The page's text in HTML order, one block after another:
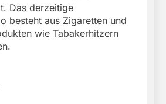
Das derzeitige
besteht aus Zigaretten und
wie Tabakerhitzern